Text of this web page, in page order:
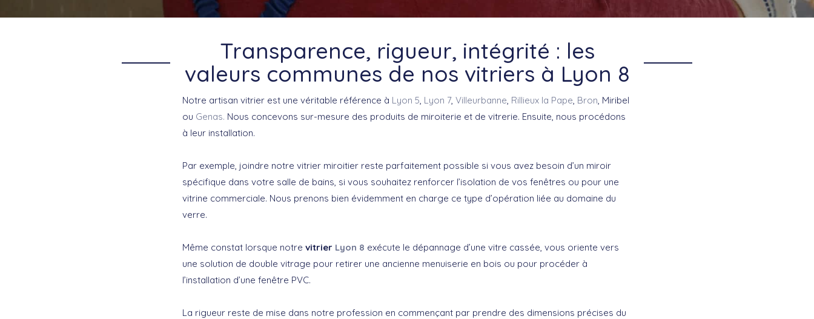
Transparence, rigueur, intégrité : les
valeurs communes de nos vitriers à Lyon 8
Notre artisan vitrier est une véritable référence à Lyon 5, Lyon 7, Villeurbanne, Rillieux la Pape, Bron, Miribel
ou Genas. Nous concevons sur-mesure des produits de miroiterie et de vitrerie. Ensuite, nous procédons
à leur installation.
Par exemple, joindre notre vitrier miroitier reste parfaitement possible si vous avez besoin d’un miroir
spécifique dans votre salle de bains, si vous souhaitez renforcer l’isolation de vos fenêtres ou pour une
vitrine commerciale. Nous prenons bien évidemment en charge ce type d’opération liée au domaine du
verre.
Même constat lorsque notre vitrier Lyon 8 exécute le dépannage d’une vitre cassée, vous oriente vers
une solution de double vitrage pour retirer une ancienne menuiserie en bois ou pour procéder à
l’installation d’une fenêtre PVC.
La rigueur reste de mise dans notre profession en commençant par prendre des dimensions précises du